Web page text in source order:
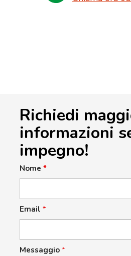
Richiedi
informazioni
impegno!
Nome *
Email *
Messaggio *